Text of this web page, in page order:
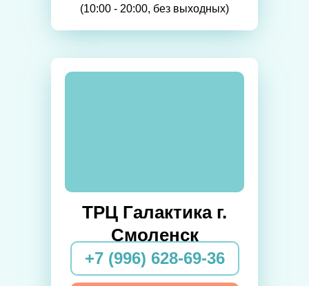
(10:00 - 20:00, без выходных)
+7 (996) 628-69-36
ТРЦ Галактика г.
Смоленск